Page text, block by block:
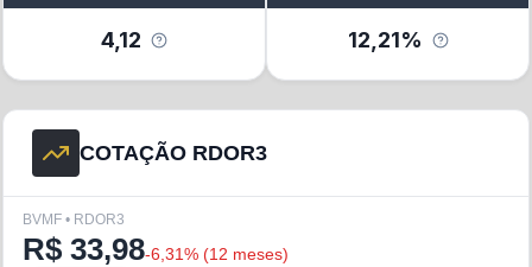
4,12 12,21%
COTAÇÃO RDOR3
BVMF • RDOR3
R$ 33,98-6,31% (12 meses)